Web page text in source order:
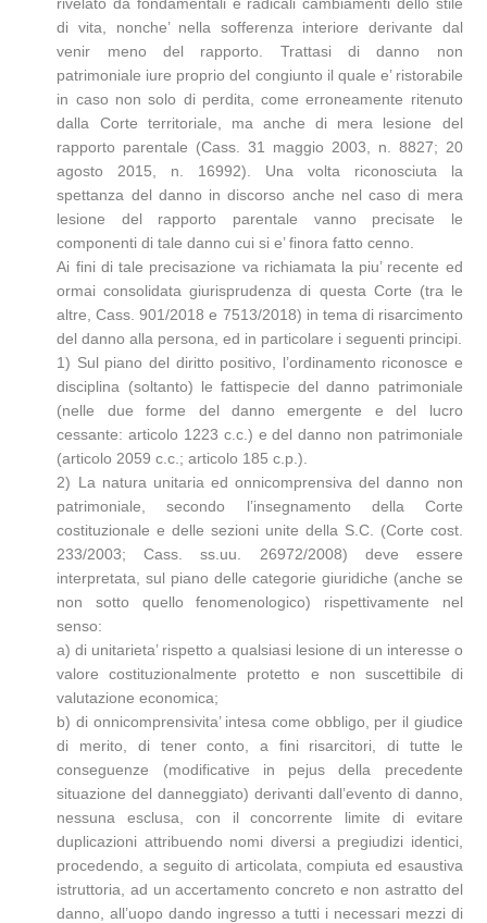
di vita, nonche’ nella sofferenza interiore derivante dal
venir meno del rapporto. Trattasi di danno non
patrimoniale iure proprio del congiunto il quale e’ ristorabile
in caso non solo di perdita, come erroneamente ritenuto
dalla Corte territoriale, ma anche di mera lesione del
rapporto parentale (Cass. 31 maggio 2003, n. 8827; 20
agosto 2015, n. 16992). Una volta riconosciuta la
spettanza del danno in discorso anche nel caso di mera
lesione del rapporto parentale vanno precisate le
componenti di tale danno cui si e’ finora fatto cenno.
Ai fini di tale precisazione va richiamata la piu’ recente ed
ormai consolidata giurisprudenza di questa Corte (tra le
altre, Cass. 901/2018 e 7513/2018) in tema di risarcimento
del danno alla persona, ed in particolare i seguenti principi.
1) Sul piano del diritto positivo, l’ordinamento riconosce e
disciplina (soltanto) le fattispecie del danno patrimoniale
(nelle due forme del danno emergente e del lucro
cessante: articolo 1223 c.c.) e del danno non patrimoniale
(articolo 2059 c.c.; articolo 185 c.p.).
2) La natura unitaria ed onnicomprensiva del danno non
patrimoniale, secondo l’insegnamento della Corte
costituzionale e delle sezioni unite della S.C. (Corte cost.
233/2003; Cass. ss.uu. 26972/2008) deve essere
interpretata, sul piano delle categorie giuridiche (anche se
non sotto quello fenomenologico) rispettivamente nel
senso:
a) di unitarieta’ rispetto a qualsiasi lesione di un interesse o
valore costituzionalmente protetto e non suscettibile di
valutazione economica;
b) di onnicomprensivita’ intesa come obbligo, per il giudice
di merito, di tener conto, a fini risarcitori, di tutte le
conseguenze (modificative in pejus della precedente
situazione del danneggiato) derivanti dall’evento di danno,
nessuna esclusa, con il concorrente limite di evitare
duplicazioni attribuendo nomi diversi a pregiudizi identici,
procedendo, a seguito di articolata, compiuta ed esaustiva
istruttoria, ad un accertamento concreto e non astratto del
danno, all’uopo dando ingresso a tutti i necessari mezzi di